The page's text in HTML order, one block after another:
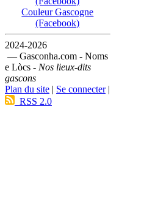
Couleur Gascogne
(Facebook)
2024-2026
— Gasconha.com - Noms
e Lòcs - Nos lieux-dits
gascons
Plan du site | Se connecter|
RSS 2.0